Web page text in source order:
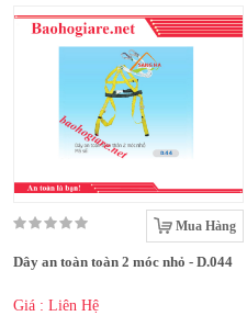
Mua Hàng
Dây an toàn toàn 2 móc nhỏ - D.044
Giá : Liên Hệ